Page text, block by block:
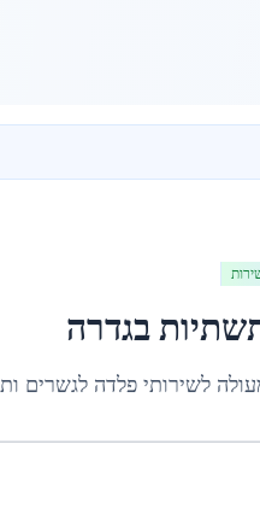
בגדרה
לשירותי פלדה לגשרים